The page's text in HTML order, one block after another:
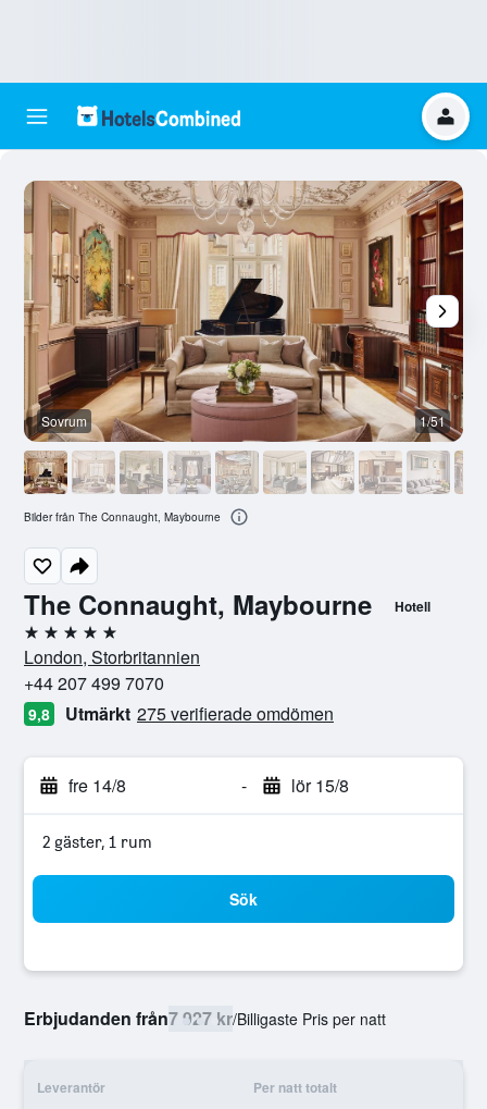
The Connaught, Maybourne Hotell
5 stjärnor
London, Storbritannien
+44 207 499 7070
9,8 Utmärkt 275 verifierade omdömen
fre 14/8 - lör 15/8
2 gäster, 1 rum
Sök
Erbjudanden från7 927 kr/Billigaste Pris per natt
Leverantör Per natt totalt
Sovrum 1/51
Bilder från The Connaught, Maybourne